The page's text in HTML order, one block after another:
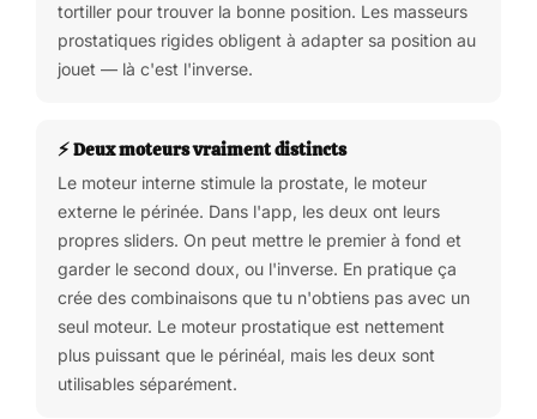
tortiller pour trouver la bonne position. Les masseurs
prostatiques rigides obligent à adapter sa position au
jouet — là c'est l'inverse.
⚡ Deux moteurs vraiment distincts
Le moteur interne stimule la prostate, le moteur
externe le périnée. Dans l'app, les deux ont leurs
propres sliders. On peut mettre le premier à fond et
garder le second doux, ou l'inverse. En pratique ça
crée des combinaisons que tu n'obtiens pas avec un
seul moteur. Le moteur prostatique est nettement
plus puissant que le périnéal, mais les deux sont
utilisables séparément.